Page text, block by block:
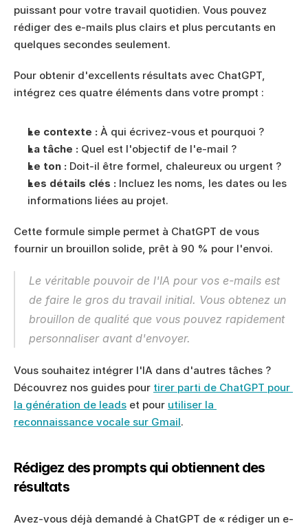
puissant pour votre travail quotidien. Vous pouvez
rédiger des e-mails plus clairs et plus percutants en
quelques secondes seulement.
Pour obtenir d'excellents résultats avec ChatGPT,
intégrez ces quatre éléments dans votre prompt :
Le contexte : À qui écrivez-vous et pourquoi ?
La tâche : Quel est l'objectif de l'e-mail ?
Le ton : Doit-il être formel, chaleureux ou urgent ?
Les détails clés : Incluez les noms, les dates ou les
informations liées au projet.
Cette formule simple permet à ChatGPT de vous
fournir un brouillon solide, prêt à 90 % pour l'envoi.
Le véritable pouvoir de l'IA pour vos e-mails est
de faire le gros du travail initial. Vous obtenez un
brouillon de qualité que vous pouvez rapidement
personnaliser avant d'envoyer.
Vous souhaitez intégrer l'IA dans d'autres tâches ?
Découvrez nos guides pour tirer parti de ChatGPT pour
la génération de leads et pour utiliser la
reconnaissance vocale sur Gmail.
Rédigez des prompts qui obtiennent des
résultats
Avez-vous déjà demandé à ChatGPT de « rédiger un e-